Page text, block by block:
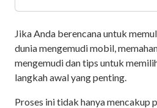
Jika Anda berencana untuk
dunia mengemudi mobil,
mengemudi dan tips untuk
langkah awal yang penting.
Proses ini tidak hanya mencakup